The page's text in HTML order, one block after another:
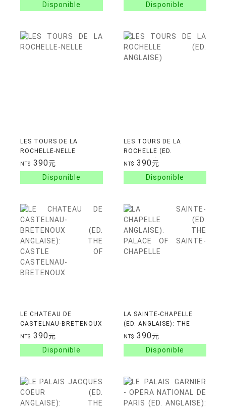
LES TOURS DE LA
ROCHELLE-NELLE
NT$ 390元
LES TOURS DE LA
ROCHELLE (ED.
ANGLAISE)
NT$ 390元
LE CHATEAU DE
CASTELNAU-BRETENOUX
(ED. ANGLAISE): THE
CASTLE OF CASTELNAU-
BRETENOUX
NT$ 390元
LA SAINTE-CHAPELLE
(ED. ANGLAISE): THE
PALACE OF SAINTE-
CHAPELLE
NT$ 390元